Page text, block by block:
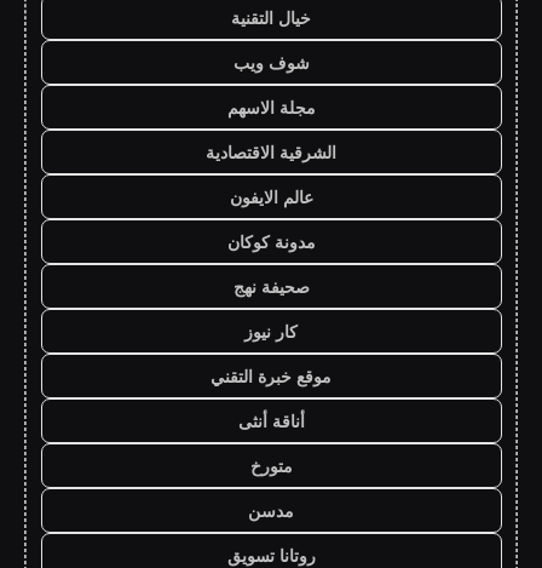
خيال التقنية
شوف ويب
مجلة الاسهم
الشرقية الاقتصادية
عالم الايفون
مدونة كوكان
صحيفة نهج
كار نيوز
موقع خبرة التقني
أناقة أنثى
متورخ
مدسن
روتانا تسويق